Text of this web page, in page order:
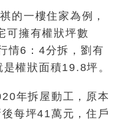
的一樓住家為例，
可擁有權狀坪數
情6：4分拆，劉有
權狀面積19.8坪。
年拆屋動工，原本
每坪41萬元，住戶